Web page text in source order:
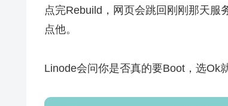
点完Rebuild，网页会跳回刚刚那天服
点他。
Linode会问你是否真的要Boot，选Ok